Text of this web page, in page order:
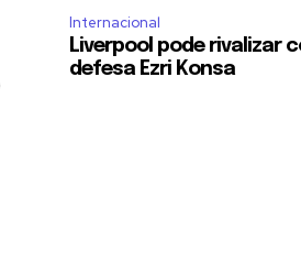
Internacional
Liverpool pode rivalizar
defesa Ezri Konsa